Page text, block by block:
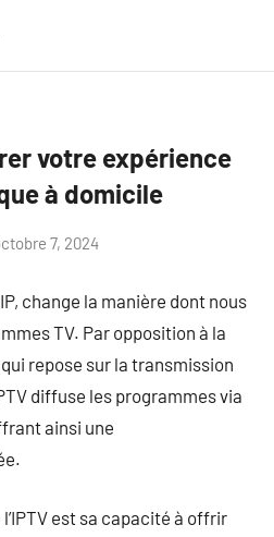
votre expérience
à domicile
7, 2024
change la manière dont nous
TV. Par opposition à la
repose sur la transmission
diffuse les programmes via
ainsi une
est sa capacité à offrir